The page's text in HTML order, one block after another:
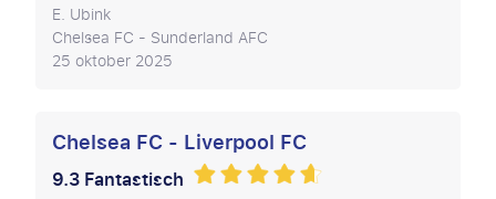
E. Ubink
Chelsea FC - Sunderland AFC
25 oktober 2025
Chelsea FC - Liverpool FC
9.3 Fantastisch